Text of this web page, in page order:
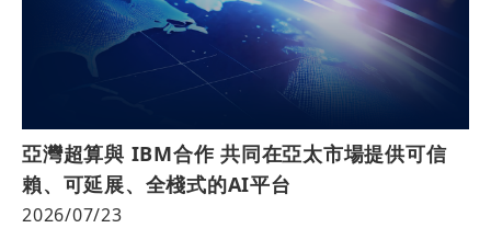
亞灣超算與 IBM合作 共同在亞太市場提供可信
賴、可延展、全棧式的AI平台
2026/07/23